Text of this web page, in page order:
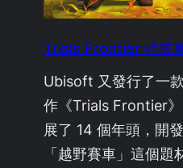
Trials Frontier 特技
Ubisoft 又發行了一
作《Trials Frontier
展了 14 個年頭，開
「越野賽車」這個